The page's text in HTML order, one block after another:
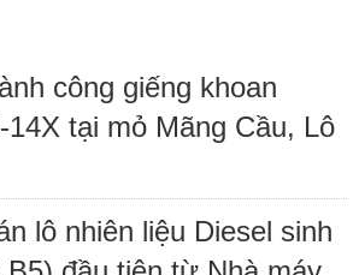
công giếng khoan
tại mỏ Mãng Cầu, Lô
lô nhiên liệu Diesel sinh